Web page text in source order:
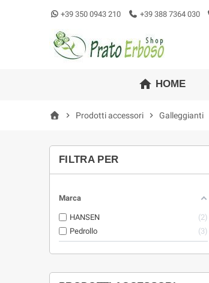
+39 350 0943 210 +39 388 7364 030
home HOME
chevron_right Prodotti accessori chevron_right Galleggianti
FILTRA PER
Marca
HANSEN
2
Pedrollo
3